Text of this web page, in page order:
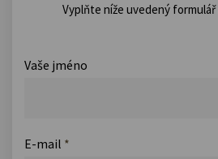
Vyplňte níže uvedený formulář
Vaše jméno
E-mail *